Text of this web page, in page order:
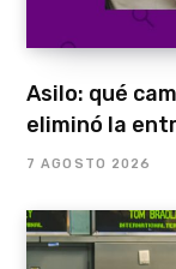
Asilo: qué
eliminó la
7 AGOSTO 2026